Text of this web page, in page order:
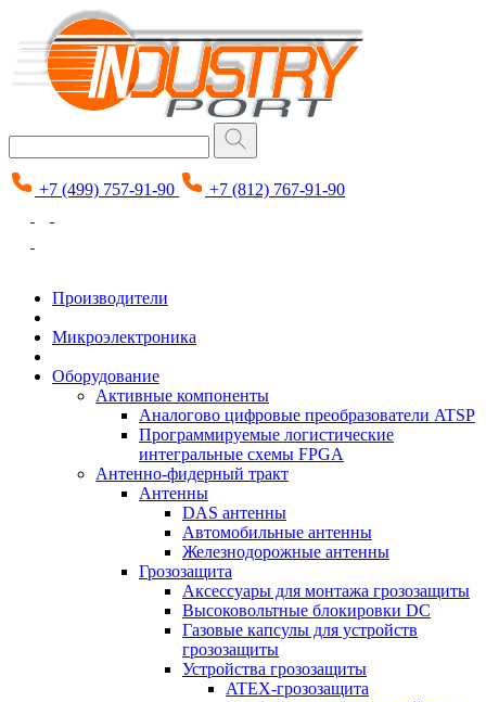
+7 (499) 757-91-90 +7 (812) 767-91-90
Производители
Микроэлектроника
Оборудование
Активные компоненты
Аналогово цифровые преобразователи ATSP
Программируемые логистические
интегральные схемы FPGA
Антенно-фидерный тракт
Антенны
DAS антенны
Автомобильные антенны
Железнодорожные антенны
Грозозащита
Аксессуары для монтажа грозозащиты
Высоковольтные блокировки DC
Газовые капсулы для устройств
грозозащиты
Устройства грозозащиты
ATEX-грозозащита